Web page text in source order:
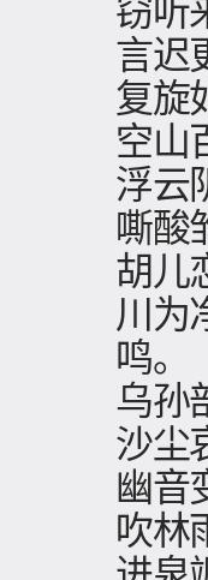
窃听
言迟
复旋
空山
浮云
嘶酸
胡儿
川为
鸣。
乌孙
沙尘
幽音
吹林